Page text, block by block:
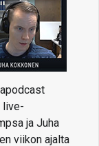
live-
ja Juha
viikon ajalta